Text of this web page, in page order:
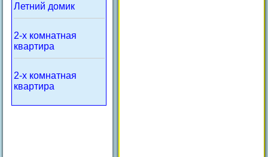
Летний домик
2-х комнатная
квартира
2-х комнатная
квартира